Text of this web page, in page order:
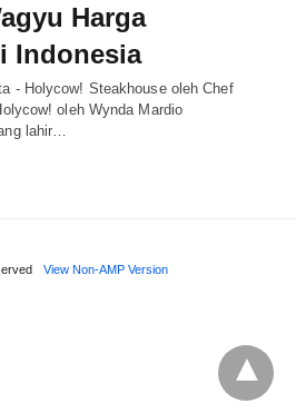
Harga
Indonesia
- Holycow! Steakhouse oleh Chef
oleh Wynda Mardio
lahir…
View Non-AMP Version